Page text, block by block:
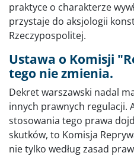
praktyce o charakterze
przystaje do aksjologii
Rzeczypospolitej.
Ustawa o Komisji
tego nie zmienia.
Dekret warszawski nadal
innych prawnych regulacji.
stosowania tego prawa
skutków, to Komisja
nie tylko według zasad